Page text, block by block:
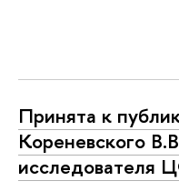
Принята к
Кореневского